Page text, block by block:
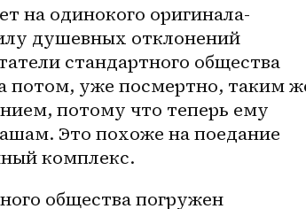
на одинокого оригинала-
душевных отклонений
стандартного общества
потом, уже посмертно, таким
потому что теперь ему
Это похоже на поедание
комплекс.